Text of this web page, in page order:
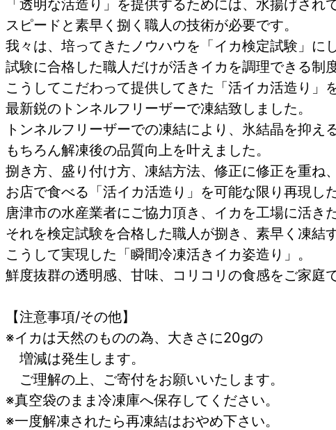
「透明な活造り」を提供するためには、水揚げされ
スピードと素早く捌く職人の技術が必要です。
我々は、培ってきたノウハウを「イカ検定試験」にし
試験に合格した職人だけが活きイカを調理できる制
こうしてこだわって提供してきた「活イカ活造り」
最新鋭のトンネルフリーザーで凍結致しました。
トンネルフリーザーでの凍結により、氷結晶を抑え
もちろん解凍後の品質向上を叶えました。
捌き方、盛り付け方、凍結方法、修正に修正を重ね、
お店で食べる「活イカ活造り」を可能な限り再現し
唐津市の水産業者にご協力頂き、イカを工場に活き
それを検定試験を合格した職人が捌き、素早く凍結す
こうして実現した「瞬間冷凍活きイカ姿造り」。
鮮度抜群の透明感、甘味、コリコリの食感をご家庭
【注意事項/その他】
※イカは天然のものの為、大きさに20gの
増減は発生します。
ご理解の上、ご寄付をお願いいたします。
※真空袋のまま冷凍庫へ保存してください。
※一度解凍されたら再凍結はおやめ下さい。